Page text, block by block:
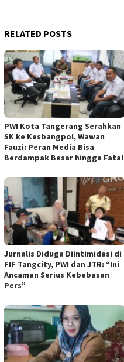
RELATED POSTS
PWI Kota Tangerang Serahkan
SK ke Kesbangpol, Wawan
Fauzi: Peran Media Bisa
Berdampak Besar hingga Fatal
Jurnalis Diduga Diintimidasi di
FIF Tangcity, PWI dan JTR: “Ini
Ancaman Serius Kebebasan
Pers”